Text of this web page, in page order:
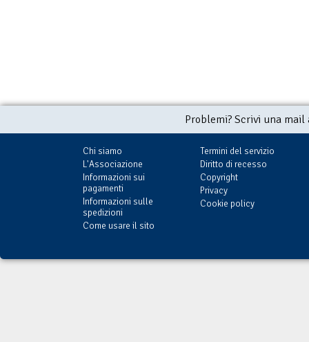
Problemi? Scrivi una
Chi siamo
L'Associazione
Informazioni sui
pagamenti
Informazioni sulle
spedizioni
Come usare il sito
Termini del servizio
Diritto di recesso
Copyright
Privacy
Cookie policy